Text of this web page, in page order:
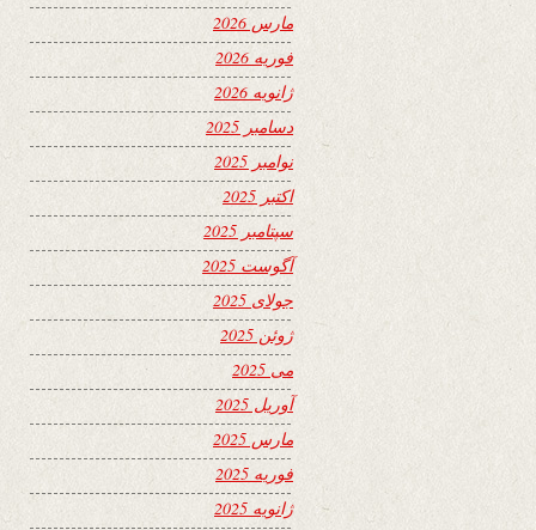
مارس 2026
فوریه 2026
ژانویه 2026
دسامبر 2025
نوامبر 2025
اکتبر 2025
سپتامبر 2025
آگوست 2025
جولای 2025
ژوئن 2025
می 2025
آوریل 2025
مارس 2025
فوریه 2025
ژانویه 2025